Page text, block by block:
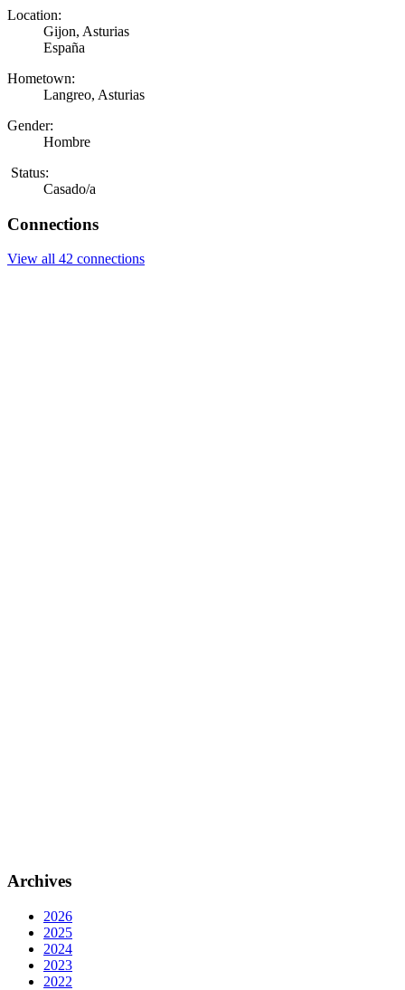
Location:
Gijon, Asturias
España
Hometown:
Langreo, Asturias
Gender:
Hombre
Status:
Casado/a
Connections
View all 42 connections
Archives
2026
2025
2024
2023
2022